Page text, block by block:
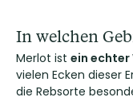
In welchen
Merlot ist ein
vielen Ecken dieser
die Rebsorte